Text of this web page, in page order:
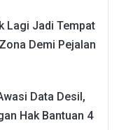
Lagi Jadi Tempat
Demi Pejalan
Data Desil,
Hak Bantuan 4